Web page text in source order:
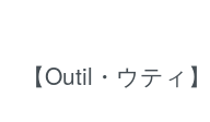
【Outil・ウティ